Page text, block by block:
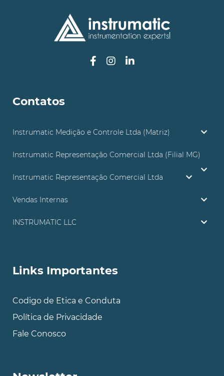
Contatos
Instrumatic Medição e Controle Ltda (Matriz)
Instrumatic Representação Comercial Ltda (Filial MG)
Instrumatic Representação Comercial Ltda
Vendas Internas
INSTRUMATIC LLC
Links Importantes
Codigo de Etica e Conduta
Política de Privacidade
Fale Conosco